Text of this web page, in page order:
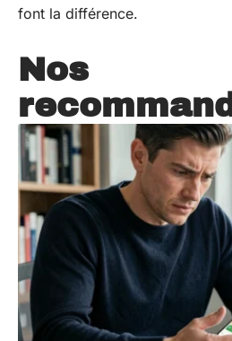
font la différence.
Nos